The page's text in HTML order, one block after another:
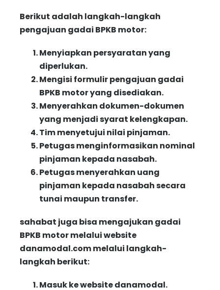
Berikut adalah langkah-langkah
pengajuan gadai BPKB motor:
Menyiapkan persyaratan yang
diperlukan.
Mengisi formulir pengajuan gadai
BPKB motor yang disediakan.
Menyerahkan dokumen-dokumen
yang menjadi syarat kelengkapan.
Tim menyetujui nilai pinjaman.
Petugas menginformasikan nominal
pinjaman kepada nasabah.
Petugas menyerahkan uang
pinjaman kepada nasabah secara
tunai maupun transfer.
sahabat juga bisa mengajukan gadai
BPKB motor melalui website
danamodal.com melalui langkah-
langkah berikut:
Masuk ke website danamodal.